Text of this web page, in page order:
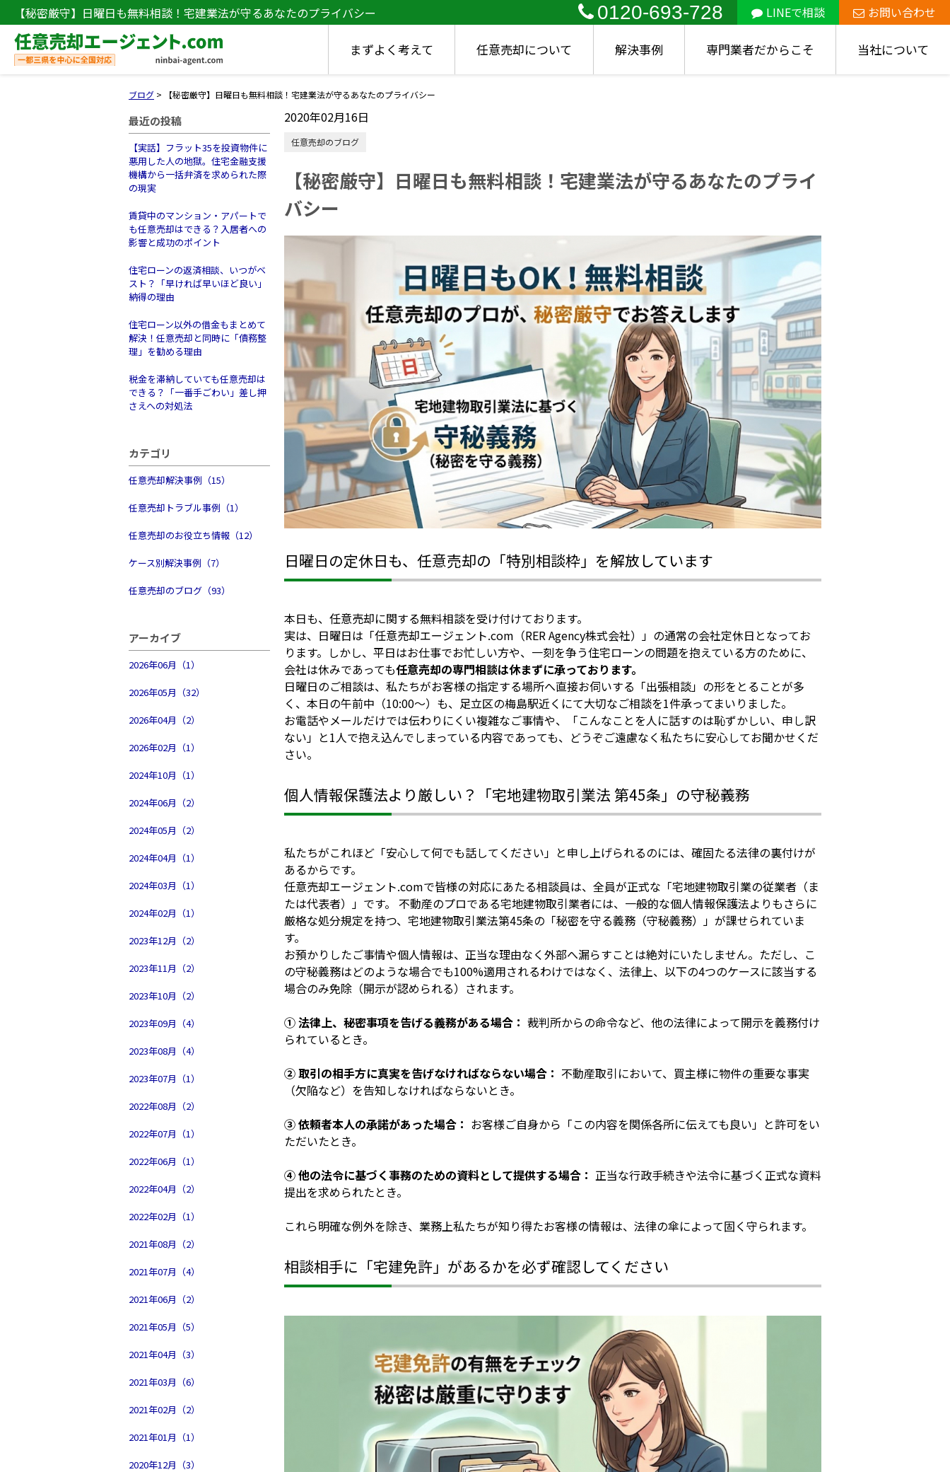
【秘密厳守】日曜日も無料相談！宅建業法が守るあなたのプライバシー 0120-693-728 LINEで相談 お問い合わせ
まずよく考えて 任意売却について 解決事例 専門業者だからこそ 当社について
ブログ > 【秘密厳守】日曜日も無料相談！宅建業法が守るあなたのプライバシー
最近の投稿
【実話】フラット35を投資物件に
悪用した人の地獄。住宅金融支援
機構から一括弁済を求められた際
の現実
賃貸中のマンション・アパートで
も任意売却はできる？入居者への
影響と成功のポイント
住宅ローンの返済相談、いつがベ
スト？「早ければ早いほど良い」
納得の理由
住宅ローン以外の借金もまとめて
解決！任意売却と同時に「債務整
理」を勧める理由
税金を滞納していても任意売却は
できる？「一番手ごわい」差し押
さえへの対処法
カテゴリ
任意売却解決事例（15）
任意売却トラブル事例（1）
任意売却のお役立ち情報（12）
ケース別解決事例（7）
任意売却のブログ（93）
アーカイブ
2026年06月（1）
2026年05月（32）
2026年04月（2）
2026年02月（1）
2024年10月（1）
2024年06月（2）
2024年05月（2）
2024年04月（1）
2024年03月（1）
2024年02月（1）
2023年12月（2）
2023年11月（2）
2023年10月（2）
2023年09月（4）
2023年08月（4）
2023年07月（1）
2022年08月（2）
2022年07月（1）
2022年06月（1）
2022年04月（2）
2022年02月（1）
2021年08月（2）
2021年07月（4）
2021年06月（2）
2021年05月（5）
2021年04月（3）
2021年03月（6）
2021年02月（2）
2021年01月（1）
2020年12月（3）
2020年02月16日
任意売却のブログ
【秘密厳守】日曜日も無料相談！宅建業法が守るあなたのプライ
バシー
日曜日の定休日も、任意売却の「特別相談枠」を解放しています
本日も、任意売却に関する無料相談を受け付けております。
実は、日曜日は「任意売却エージェント.com（RER Agency株式会社）」の通常の会社定休日となってお
ります。しかし、平日はお仕事でお忙しい方や、一刻を争う住宅ローンの問題を抱えている方のために、
会社は休みであっても任意売却の専門相談は休まずに承っております。
日曜日のご相談は、私たちがお客様の指定する場所へ直接お伺いする「出張相談」の形をとることが多
く、本日の午前中（10:00〜）も、足立区の梅島駅近くにて大切なご相談を1件承ってまいりました。
お電話やメールだけでは伝わりにくい複雑なご事情や、「こんなことを人に話すのは恥ずかしい、申し訳
ない」と1人で抱え込んでしまっている内容であっても、どうぞご遠慮なく私たちに安心してお聞かせくだ
さい。
個人情報保護法より厳しい？「宅地建物取引業法 第45条」の守秘義務
私たちがこれほど「安心して何でも話してください」と申し上げられるのには、確固たる法律の裏付けが
あるからです。
任意売却エージェント.comで皆様の対応にあたる相談員は、全員が正式な「宅地建物取引業の従業者（ま
たは代表者）」です。 不動産のプロである宅地建物取引業者には、一般的な個人情報保護法よりもさらに
厳格な処分規定を持つ、宅地建物取引業法第45条の「秘密を守る義務（守秘義務）」が課せられていま
す。
お預かりしたご事情や個人情報は、正当な理由なく外部へ漏らすことは絶対にいたしません。ただし、こ
の守秘義務はどのような場合でも100%適用されるわけではなく、法律上、以下の4つのケースに該当する
場合のみ免除（開示が認められる）されます。
① 法律上、秘密事項を告げる義務がある場合： 裁判所からの命令など、他の法律によって開示を義務付け
られているとき。
② 取引の相手方に真実を告げなければならない場合： 不動産取引において、買主様に物件の重要な事実
（欠陥など）を告知しなければならないとき。
③ 依頼者本人の承諾があった場合： お客様ご自身から「この内容を関係各所に伝えても良い」と許可をい
ただいたとき。
④ 他の法令に基づく事務のための資料として提供する場合： 正当な行政手続きや法令に基づく正式な資料
提出を求められたとき。
これら明確な例外を除き、業務上私たちが知り得たお客様の情報は、法律の傘によって固く守られます。
相談相手に「宅建免許」があるかを必ず確認してください